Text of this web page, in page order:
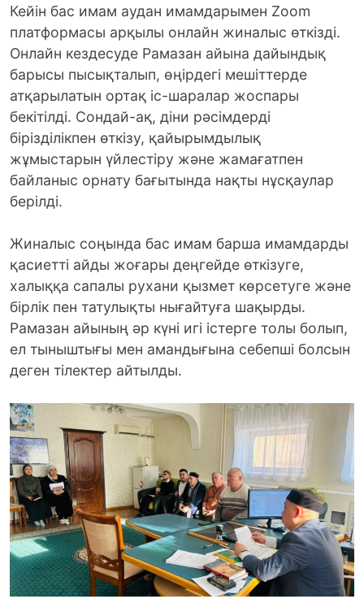
Кейін бас имам аудан имамдарымен Zoom
платформасы арқылы онлайн жиналыс өткізді.
Онлайн кездесуде Рамазан айына дайындық
барысы пысықталып, өңірдегі мешіттерде
атқарылатын ортақ іс-шаралар жоспары
бекітілді. Сондай-ақ, діни рәсімдерді
бірізділікпен өткізу, қайырымдылық
жұмыстарын үйлестіру және жамағатпен
байланыс орнату бағытында нақты нұсқаулар
берілді.
Жиналыс соңында бас имам барша имамдарды
қасиетті айды жоғары деңгейде өткізуге,
халыққа сапалы рухани қызмет көрсетуге және
бірлік пен татулықты нығайтуға шақырды.
Рамазан айының әр күні игі істерге толы болып,
ел тыныштығы мен амандығына себепші болсын
деген тілектер айтылды.